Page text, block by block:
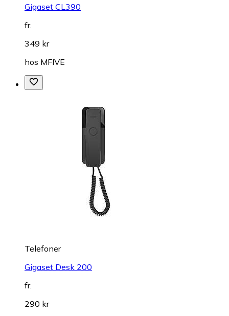
Gigaset CL390
fr.
349 kr
hos MFIVE
Telefoner
Gigaset Desk 200
fr.
290 kr